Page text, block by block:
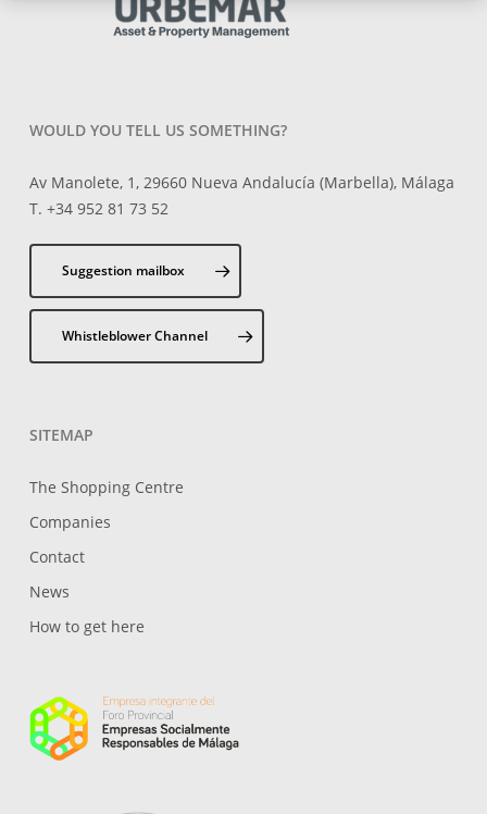
WOULD YOU TELL US SOMETHING?
Av Manolete, 1, 29660 Nueva Andalucía (Marbella), Málaga
T. +34 952 81 73 52
Suggestion mailbox
Whistleblower Channel
SITEMAP
The Shopping Centre
Companies
Contact
News
How to get here